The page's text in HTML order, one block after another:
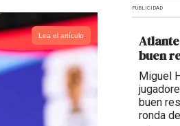
Lea el artículo
PUBLICIDAD
buen
Miguel
buen
ronda